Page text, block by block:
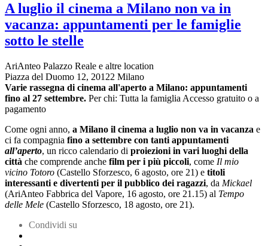
A luglio il cinema a Milano non va in
vacanza: appuntamenti per le famiglie
sotto le stelle
AriAnteo Palazzo Reale e altre location
Piazza del Duomo 12, 20122 Milano
Varie rassegna di cinema all'aperto a Milano: appuntamenti
fino al 27 settembre. Per chi: Tutta la famiglia Accesso gratuito o a
pagamento
Come ogni anno, a Milano il cinema a luglio non va in vacanza e
ci fa compagnia fino a settembre con tanti appuntamenti
all’aperto, un ricco calendario di proiezioni in vari luoghi della
città che comprende anche film per i più piccoli, come Il mio
vicino Totoro (Castello Sforzesco, 6 agosto, ore 21) e titoli
interessanti e divertenti per il pubblico dei ragazzi, da Mickael
(AriAnteo Fabbrica del Vapore, 16 agosto, ore 21.15) al Tempo
delle Mele (Castello Sforzesco, 18 agosto, ore 21).
Condividi su